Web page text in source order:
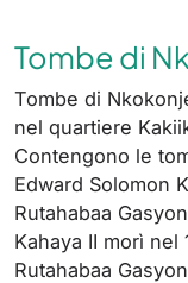
Tombe di
Tombe di
nel quartiere
Contengono le
Edward Solomon
Rutahabaa
Kahaya II morì nel
Rutahabaa